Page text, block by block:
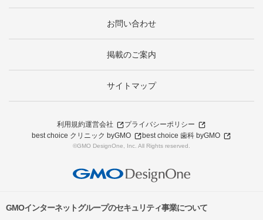
お問い合わせ
掲載のご案内
サイトマップ
利用規約運営会社
プライバシーポリシー
best choice クリニック byGMO
best choice 歯科 byGMO
©GMO DesignOne, Inc. All Rights reserved.
GMOインターネットグループのセキュリティ事業について